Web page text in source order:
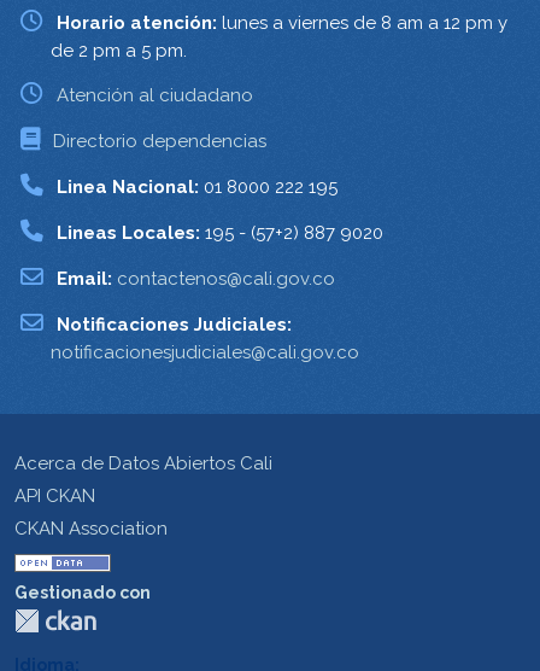
Horario atención: lunes a viernes de 8 am a 12 pm y
de 2 pm a 5 pm.
Atención al ciudadano
Directorio dependencias
Linea Nacional: 01 8000 222 195
Lineas Locales: 195 - (57+2) 887 9020
Email: contactenos@cali.gov.co
Notificaciones Judiciales:
notificacionesjudiciales@cali.gov.co
Acerca de Datos Abiertos Cali
API CKAN
CKAN Association
Gestionado con